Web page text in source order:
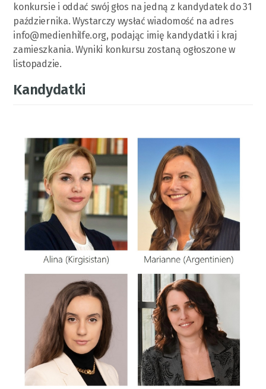
konkursie i oddać swój głos na jedną z kandydatek do 31
października. Wystarczy wysłać wiadomość na adres
info@medienhilfe.org, podając imię kandydatki i kraj
zamieszkania. Wyniki konkursu zostaną ogłoszone w
listopadzie.
Kandydatki